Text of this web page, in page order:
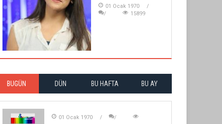
01 Ocak 1970
15899
BUGÜN DÜN BU HAFTA BU AY
01 Ocak 1970